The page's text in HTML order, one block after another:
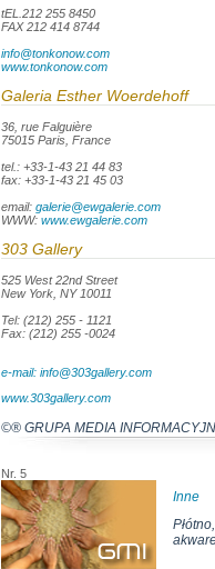
tEL.212 255 8450
FAX 212 414 8744
info@tonkonow.com
www.tonkonow.com
Galeria Esther Woerdehoff
36, rue Falguière
75015 Paris, France
tel.: +33-1-43 21 44 83
fax: +33-1-43 21 45 03
email: galerie@ewgalerie.com
WWW: www.ewgalerie.com
303 Gallery
525 West 22nd Street
New York, NY 10011
Tel: (212) 255 - 1121
Fax: (212) 255 -0024
e-mail: info@303gallery.com
www.303gallery.com
©® GRUPA MEDIA
Nr. 5
Inne